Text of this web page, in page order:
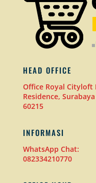
HEAD OFFICE
Office Royal Cityloft
Residence, Surabaya
60215
INFORMASI
WhatsApp Chat:
082334210770